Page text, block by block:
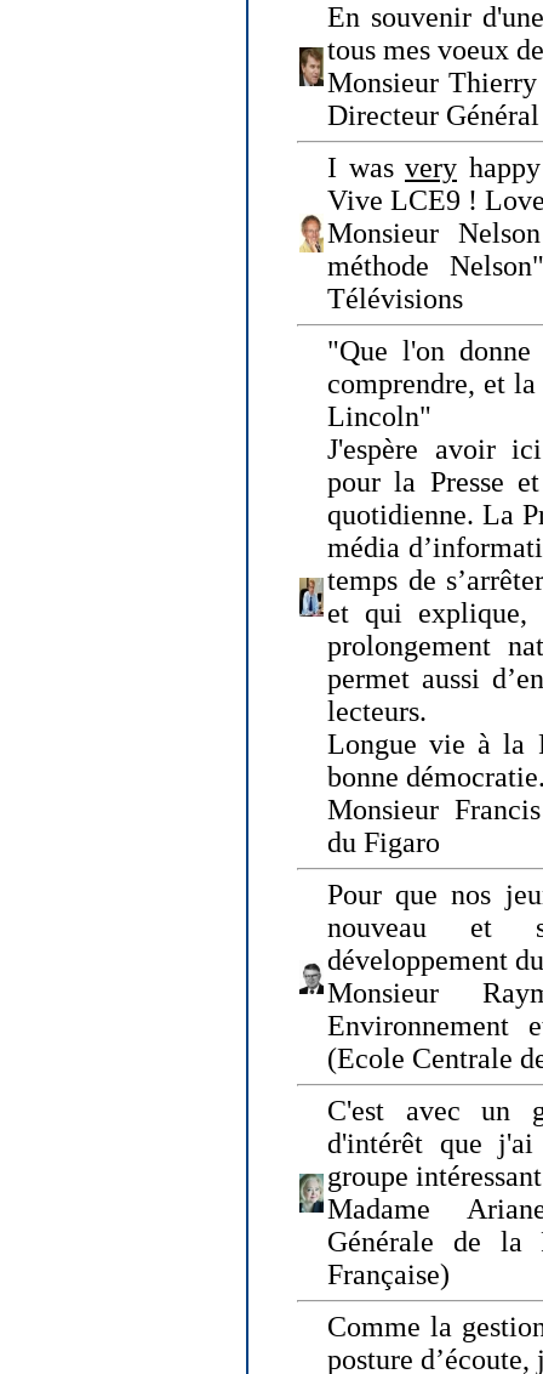
En souvenir
tous mes voeux
Monsieur
Directeur
I was very
Vive LCE9 !
Monsieur
méthode
Télévisions
"Que l'on
comprendre, et
Lincoln"
J'espère avoir
pour la Presse
quotidienne. La
média
temps de
et qui explique,
prolongement
permet aussi
lecteurs.
Longue vie à la
bonne
Monsieur
du Figaro
Pour que nos
nouveau et
développement
Monsieur
Environnement
(Ecole Centrale
C'est avec un
d'intérêt que
groupe
Madame
Générale de la
Française)
Comme la
posture